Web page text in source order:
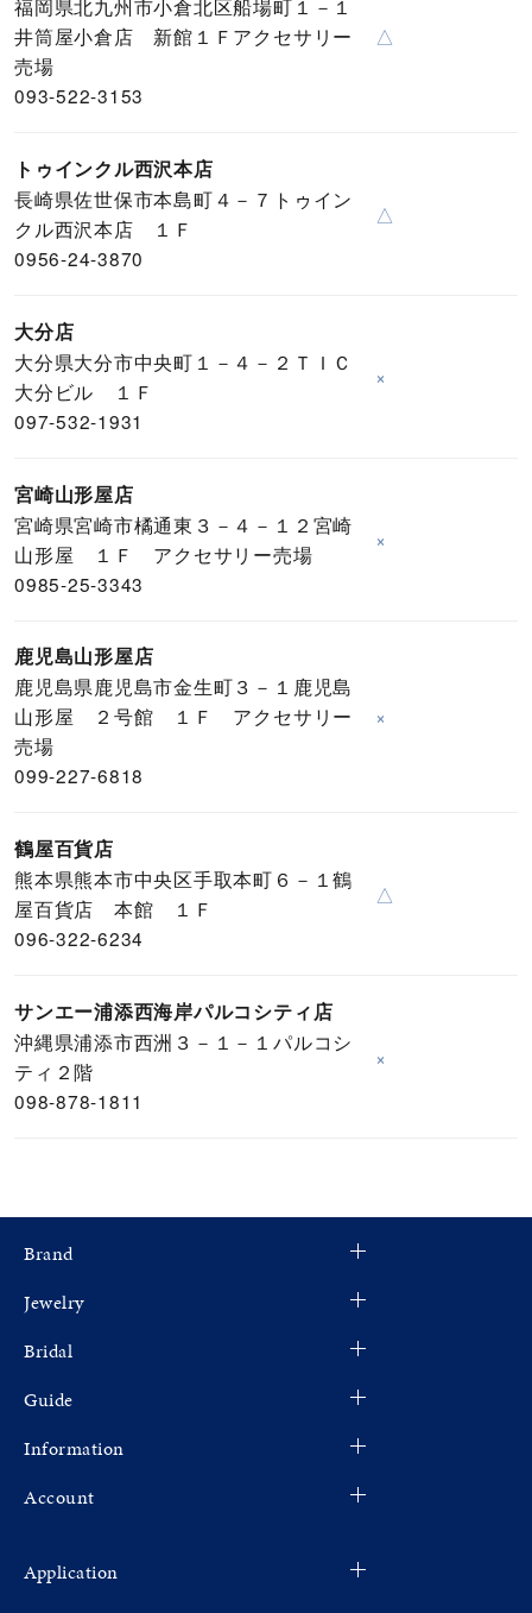
福岡県北九州市小倉北区船場町１－１
井筒屋小倉店 新館１Ｆアクセサリー
売場
093-522-3153
△
トゥインクル西沢本店
長崎県佐世保市本島町４－７トゥイン
クル西沢本店 １Ｆ
0956-24-3870
△
大分店
大分県大分市中央町１－４－２ＴＩＣ
大分ビル １Ｆ
097-532-1931
×
宮崎山形屋店
宮崎県宮崎市橘通東３－４－１２宮崎
山形屋 １Ｆ アクセサリー売場
0985-25-3343
×
鹿児島山形屋店
鹿児島県鹿児島市金生町３－１鹿児島
山形屋 ２号館 １Ｆ アクセサリー
売場
099-227-6818
×
鶴屋百貨店
熊本県熊本市中央区手取本町６－１鶴
屋百貨店 本館 １Ｆ
096-322-6234
△
サンエー浦添西海岸パルコシティ店
沖縄県浦添市西洲３－１－１パルコシ
ティ２階
098-878-1811
×
Brand
Jewelry
Bridal
Guide
Information
Account
Application